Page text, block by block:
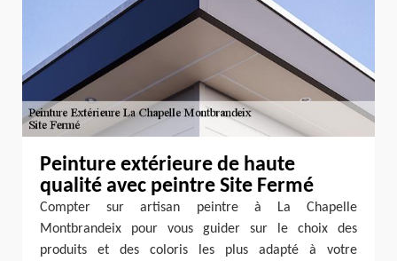
Peinture extérieure de haute
qualité avec peintre Site Fermé
Compter sur artisan peintre à La Chapelle
Montbrandeix pour vous guider sur le choix des
produits et des coloris les plus adapté à votre